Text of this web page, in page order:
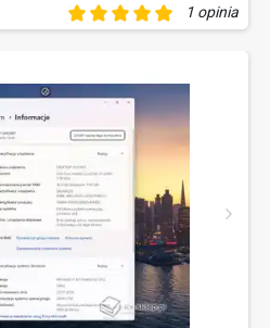
1 opinia